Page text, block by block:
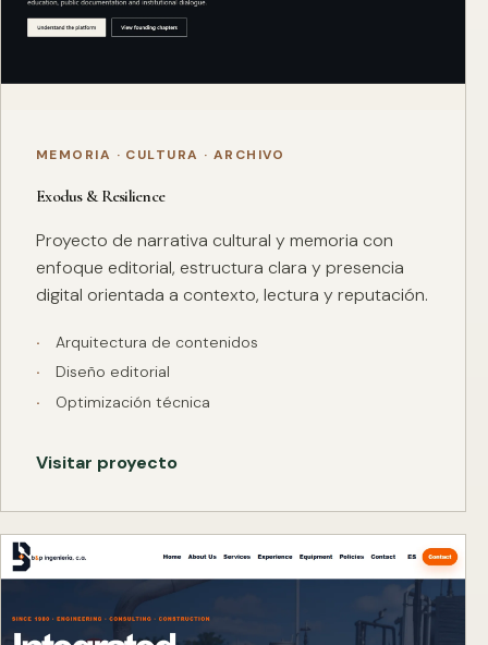
MEMORIA · CULTURA · ARCHIVO
Exodus & Resilience
Proyecto de narrativa cultural y memoria con
enfoque editorial, estructura clara y presencia
digital orientada a contexto, lectura y reputación.
Arquitectura de contenidos
Diseño editorial
Optimización técnica
Visitar proyecto